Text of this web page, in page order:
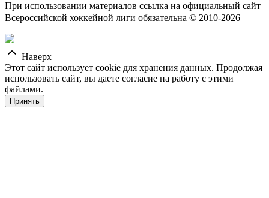
При использовании материалов ссылка на официальный сайт
Всероссийской хоккейной лиги обязательна © 2010-2026
Наверх
Этот сайт использует cookie для хранения данных. Продолжая
использовать сайт, вы даете согласие на работу с этими
файлами.
Принять